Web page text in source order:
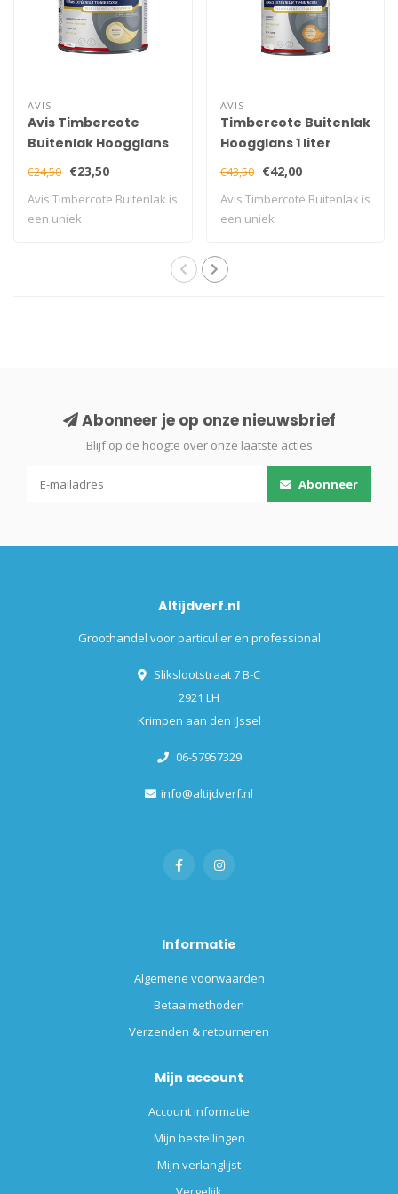
AVIS
Avis Timbercote
Buitenlak Hoogglans
500 ml
€24,50 €23,50
Avis Timbercote Buitenlak is
een uniek
AVIS
Timbercote Buitenlak
Hoogglans 1 liter
€43,50 €42,00
Avis Timbercote Buitenlak is
een uniek
Abonneer je op onze nieuwsbrief
Blijf op de hoogte over onze laatste acties
Abonneer
Altijdverf.nl
Groothandel voor particulier en professional
Slikslootstraat 7 B-C
2921 LH
Krimpen aan den IJssel
06-57957329
info@altijdverf.nl
Informatie
Algemene voorwaarden
Betaalmethoden
Verzenden & retourneren
Mijn account
Account informatie
Mijn bestellingen
Mijn verlanglijst